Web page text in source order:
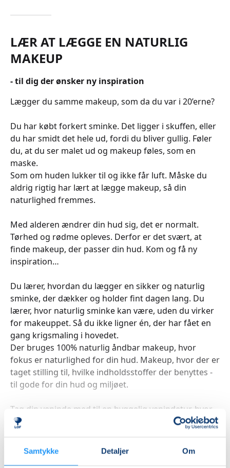
Samtykke Detaljer Om
LÆR AT LÆGGE EN NATURLIG
MAKEUP
- til dig der ønsker ny inspiration
Lægger du samme makeup, som da du var i 20’erne?
Du har købt forkert sminke. Det ligger i skuffen, eller
du har smidt det hele ud, fordi du bliver gullig. Føler
du, at du ser malet ud og makeup føles, som en
maske.
Som om huden lukker til og ikke får luft. Måske du
aldrig rigtig har lært at lægge makeup, så din
naturlighed fremmes.
Med alderen ændrer din hud sig, det er normalt.
Tørhed og rødme opleves. Derfor er det svært, at
finde makeup, der passer din hud. Kom og få ny
inspiration…
Du lærer, hvordan du lægger en sikker og naturlig
sminke, der dækker og holder fint dagen lang. Du
lærer, hvor naturlig sminke kan være, uden du virker
for makeuppet. Så du ikke ligner én, der har fået en
gang krigsmaling i hovedet.
Der bruges 100% naturlig åndbar makeup, hvor
fokus er naturlighed for din hud. Makeup, hvor der er
taget stilling til, hvilke indholdsstoffer der benyttes -
til gode for din hud og miljøet.
Tag din veninde med til en hyggelig venindetur, hvor
du er i fokus under kyndig vejledning. Hvor I hygger
vi griner. Holdet er lille, og du får masser af fif med
hjem, også hvordan du bedst passer din hud. Og vi
Læs mere